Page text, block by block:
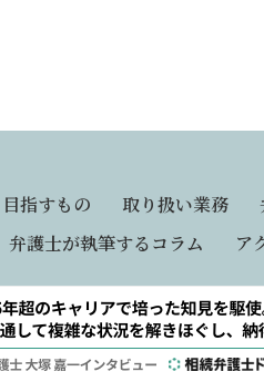
目指すもの 取り扱い業務
弁護士が執筆するコラム ア